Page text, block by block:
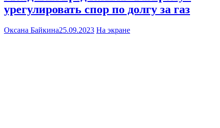
урегулировать спор по долгу за газ
Оксана Байкина25.09.2023 На экране